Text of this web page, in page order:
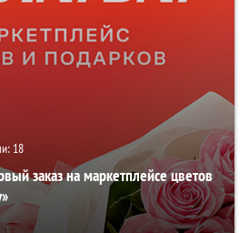
18
заказ на маркетплейсе цветов